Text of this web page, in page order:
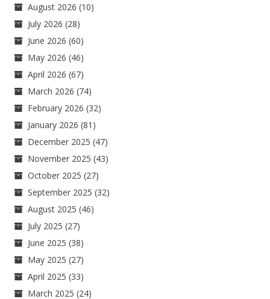
August 2026 (10)
July 2026 (28)
June 2026 (60)
May 2026 (46)
April 2026 (67)
March 2026 (74)
February 2026 (32)
January 2026 (81)
December 2025 (47)
November 2025 (43)
October 2025 (27)
September 2025 (32)
August 2025 (46)
July 2025 (27)
June 2025 (38)
May 2025 (27)
April 2025 (33)
March 2025 (24)